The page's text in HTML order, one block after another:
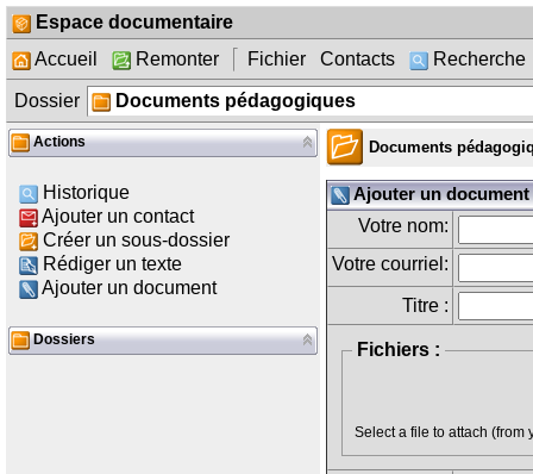
Espace documentaire
Accueil
Remonter Fichier Contacts Recherche
Dossier Documents pédagogiques
Actions
Historique
Ajouter un contact
Créer un sous-dossier
Rédiger un texte
Ajouter un document
Dossiers
Documents
Ajouter un document
Votre nom:
Votre courriel:
Titre :
Fichiers :